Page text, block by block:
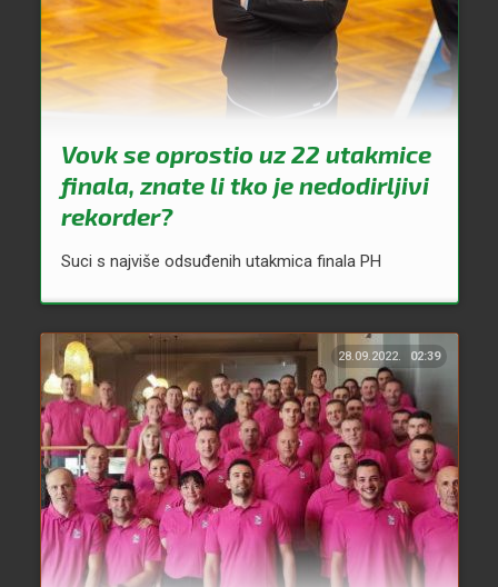
Vovk se oprostio uz 22 utakmice
finala, znate li tko je nedodirljivi
rekorder?
Suci s najviše odsuđenih utakmica finala PH
28.09.2022. 02:39